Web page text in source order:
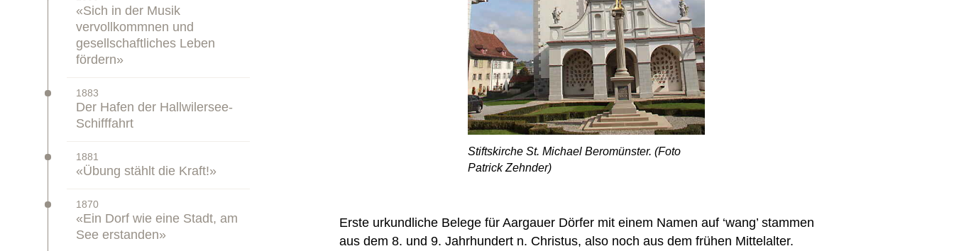
Zeitstrahl:
«Sich in der Musik
vervollkommnen und
gesellschaftliches Leben
fördern»
Zeitstrahl:
1883
–
Der Hafen der Hallwilersee-
Schifffahrt
Zeitstrahl:
1881
–
«Übung stählt die Kraft!»
Zeitstrahl:
1870
–
«Ein Dorf wie eine Stadt, am
See erstanden»
Stiftskirche St. Michael Beromünster. (Foto
Patrick Zehnder)
Erste urkundliche Belege für Aargauer Dörfer mit einem Namen auf ‘wang’ stammen
aus dem 8. und 9. Jahrhundert n. Christus, also noch aus dem frühen Mittelalter.